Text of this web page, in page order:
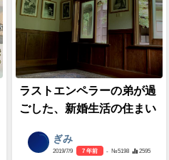
ラストエンペラーの弟が過
ごした、新婚生活の住まい
ぎみ
2019/7/9 7 年前 - №5198 2595